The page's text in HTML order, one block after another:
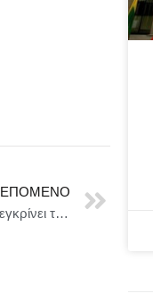
ΕΠΌΜΕΝΟ
Ευρωπαϊκό Μέσο για την Ειρήνη: Το Συμβούλιο εγκρίνει το τρίτο μέτρο διμερούς βοήθειας προς υποστήριξη των Αλβανικών Ενόπλων Δυνάμεων